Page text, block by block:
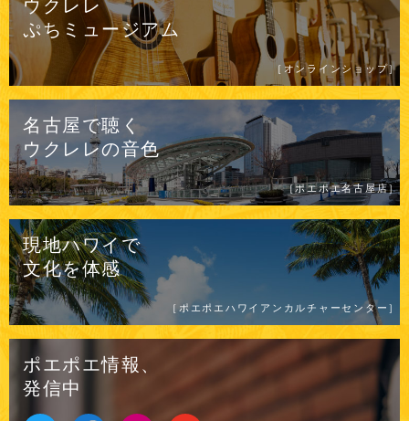
ウクレレ
ぷちミュージアム
［オンラインショップ］
名古屋で聴く
ウクレレの音色
［ポエポエ名古屋店］
現地ハワイで
文化を体感
［ポエポエハワイアンカルチャーセンター］
ポエポエ情報、
発信中